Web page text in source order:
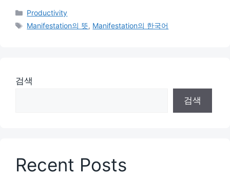
카
테
Productivity
태
Manifestation의 뜻, Manifestation의 한국어
검색
검색
Recent Posts